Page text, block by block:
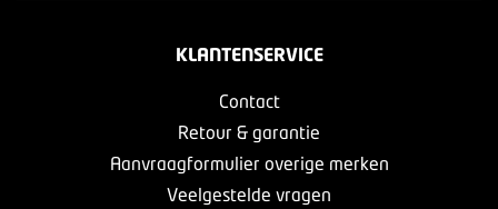
KLANTENSERVICE
Contact
Retour & garantie
Aanvraagformulier overige merken
Veelgestelde vragen